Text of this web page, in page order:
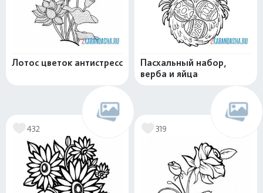
Лотос цветок антистресс
Пасхальный набор,
верба и яйца
432 319